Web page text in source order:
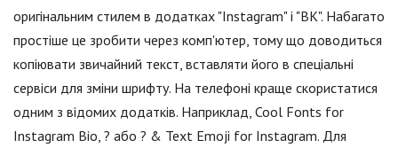
оригінальним стилем в додатках "Instagram" і "ВК". Набагато
простіше це зробити через комп'ютер, тому що доводиться
копіювати звичайний текст, вставляти його в спеціальні
сервіси для зміни шрифту. На телефоні краще скористатися
одним з відомих додатків. Наприклад, Cool Fonts for
Instagram Bio, ? або ? & Text Emoji for Instagram. Для